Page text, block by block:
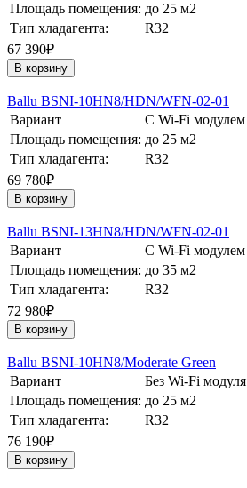
Площадь помещения: до 25 м2
Тип хладагента:
R32
67 390₽
В корзину
Ballu BSNI-10HN8/HDN/WFN-02-01
Вариант
С Wi-Fi модулем
Площадь помещения: до 25 м2
Тип хладагента:
R32
69 780₽
В корзину
Ballu BSNI-13HN8/HDN/WFN-02-01
Вариант
С Wi-Fi модулем
Площадь помещения: до 35 м2
Тип хладагента:
R32
72 980₽
В корзину
Ballu BSNI-10HN8/Moderate Green
Вариант
Без Wi-Fi модуля
Площадь помещения: до 25 м2
Тип хладагента:
R32
76 190₽
В корзину